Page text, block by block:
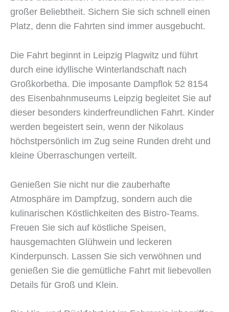
großer Beliebtheit. Sichern Sie sich schnell einen
Platz, denn die Fahrten sind immer ausgebucht.
Die Fahrt beginnt in Leipzig Plagwitz und führt
durch eine idyllische Winterlandschaft nach
Großkorbetha. Die imposante Dampflok 52 8154
des Eisenbahnmuseums Leipzig begleitet Sie auf
dieser besonders kinderfreundlichen Fahrt. Kinder
werden begeistert sein, wenn der Nikolaus
höchstpersönlich im Zug seine Runden dreht und
kleine Überraschungen verteilt.
Genießen Sie nicht nur die zauberhafte
Atmosphäre im Dampfzug, sondern auch die
kulinarischen Köstlichkeiten des Bistro-Teams.
Freuen Sie sich auf köstliche Speisen,
hausgemachten Glühwein und leckeren
Kinderpunsch. Lassen Sie sich verwöhnen und
genießen Sie die gemütliche Fahrt mit liebevollen
Details für Groß und Klein.